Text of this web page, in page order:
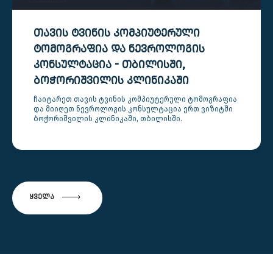
ᲗᲐᲕᲘᲡ ᲢᲕᲘᲜᲘᲡ ᲙᲝᲛᲞᲘᲣᲢᲔᲠᲣᲚᲘ
ᲢᲝᲛᲝᲒᲠᲐᲤᲘᲐ ᲓᲐ ᲜᲔᲕᲠᲝᲚᲝᲒᲘᲡ
ᲙᲝᲜᲡᲣᲚᲢᲐᲪᲘᲐ - ᲗᲑᲘᲚᲘᲡᲨᲘ,
ᲑᲝᲭᲝᲠᲘᲨᲕᲘᲚᲘᲡ ᲙᲚᲘᲜᲘᲙᲐᲨᲘ
ჩაიტარეთ თავის ტვინის კომპიუტერული ტომოგრაფია
და მიიღეთ ნევროლოგის კონსულტაცია ერთ ვიზიტში
ბოჭორიშვილის კლინიკაში, თბილისში.
ᲧᲕᲔᲚᲐ